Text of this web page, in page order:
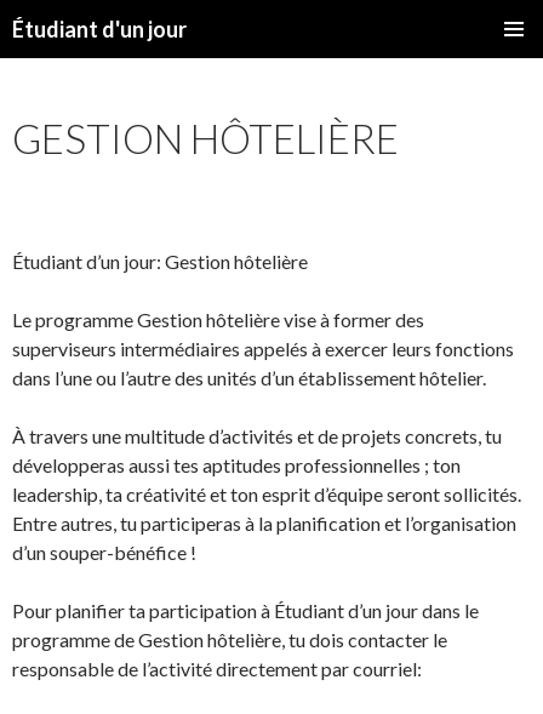
Étudiant d'un jour
GESTION HÔTELIÈRE
Étudiant d’un jour: Gestion hôtelière
Le programme Gestion hôtelière vise à former des
superviseurs intermédiaires appelés à exercer leurs fonctions
dans l’une ou l’autre des unités d’un établissement hôtelier.
À travers une multitude d’activités et de projets concrets, tu
développeras aussi tes aptitudes professionnelles ; ton
leadership, ta créativité et ton esprit d’équipe seront sollicités.
Entre autres, tu participeras à la planification et l’organisation
d’un souper-bénéfice !
Pour planifier ta participation à Étudiant d’un jour dans le
programme de Gestion hôtelière, tu dois contacter le
responsable de l’activité directement par courriel: